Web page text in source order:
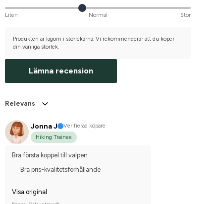
Liten Normal Stor
Produkten är lagom i storlekarna. Vi rekommenderar att du köper
din vanliga storlek.
Lämna recension
Relevans
Jonna J
Verifierad köpare
Hiking Trainee
Bra första koppel till valpen
Bra pris-kvalitetsförhållande
Visa original